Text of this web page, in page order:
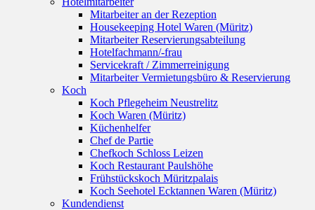
Mitarbeiter an der Rezeption
Housekeeping Hotel Waren (Müritz)
Mitarbeiter Reservierungsabteilung
Hotelfachmann/-frau
Servicekraft / Zimmerreinigung
Mitarbeiter Vermietungsbüro & Reservierung
Koch
Koch Pflegeheim Neustrelitz
Koch Waren (Müritz)
Küchenhelfer
Chef de Partie
Chefkoch Schloss Leizen
Koch Restaurant Paulshöhe
Frühstückskoch Müritzpalais
Koch Seehotel Ecktannen Waren (Müritz)
Kundendienst